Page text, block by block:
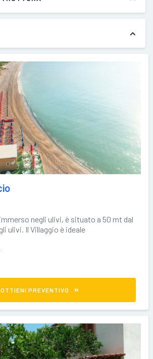
negli ulivi, è situato a 50 mt dal
ulivi. Il Villaggio è ideale
OTTIENI PREVENTIVO